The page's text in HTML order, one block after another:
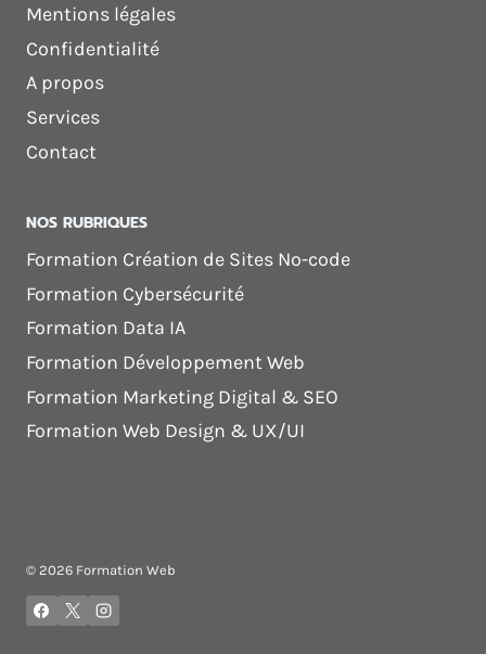
Mentions légales
Confidentialité
A propos
Services
Contact
NOS RUBRIQUES
Formation Création de Sites No-code
Formation Cybersécurité
Formation Data IA
Formation Développement Web
Formation Marketing Digital & SEO
Formation Web Design & UX/UI
© 2026 Formation Web